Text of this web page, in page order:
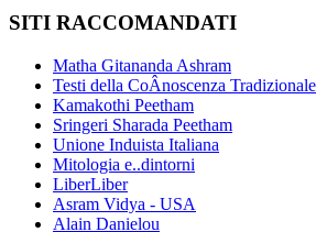
SITI RACCOMANDATI
Matha Gitananda Ashram
Testi della CoÂ­noscenza Tradizionale
Kamakothi Peetham
Sringeri Sharada Peetham
Unione Induista Italiana
Mitologia e..dintorni
LiberLiber
Asram Vidya - USA
Alain Danielou